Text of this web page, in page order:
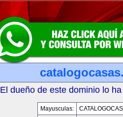
El dueño de este dominio lo
Mayusculas: